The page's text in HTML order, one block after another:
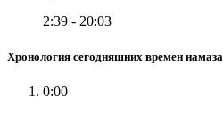
2:39 - 20:03
Хронология сегодняшних времен намаза
0:00